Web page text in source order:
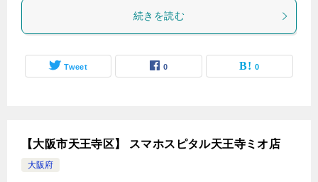
続きを読む
Tweet 0 0
【大阪市天王寺区】 スマホスピタル天王寺ミオ店
大阪府